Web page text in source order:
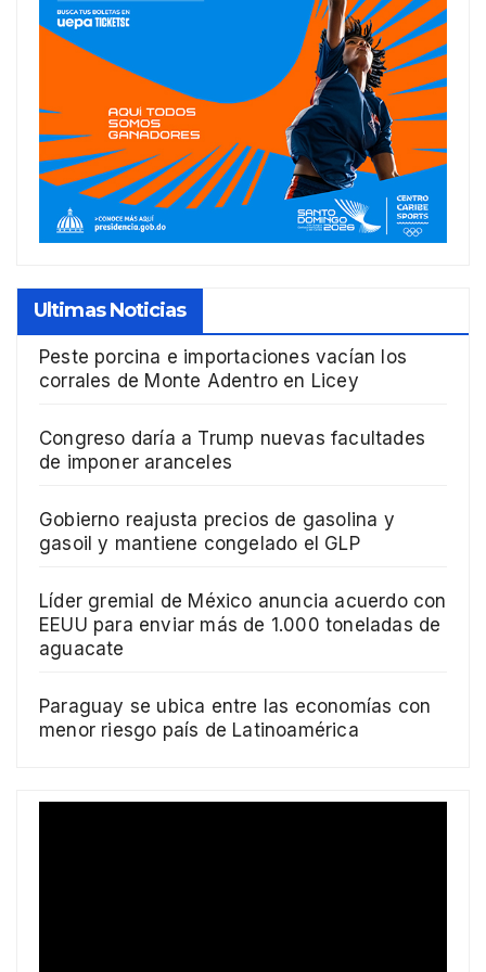
Ultimas Noticias
Peste porcina e importaciones vacían los
corrales de Monte Adentro en Licey
Congreso daría a Trump nuevas facultades
de imponer aranceles
Gobierno reajusta precios de gasolina y
gasoil y mantiene congelado el GLP
Líder gremial de México anuncia acuerdo con
EEUU para enviar más de 1.000 toneladas de
aguacate
Paraguay se ubica entre las economías con
menor riesgo país de Latinoamérica